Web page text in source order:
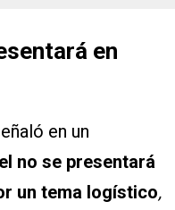
en
en un
no se presentará
un tema logístico,